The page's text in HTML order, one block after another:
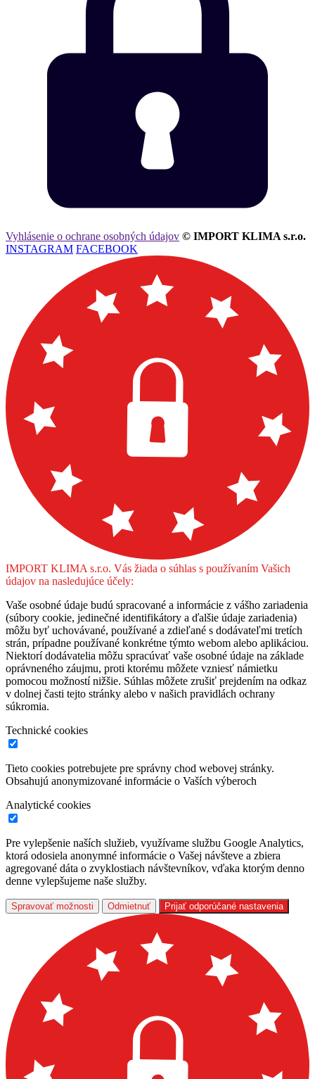
Vyhlásenie o ochrane osobných údajov © IMPORT KLIMA s.r.o.
INSTAGRAM FACEBOOK
IMPORT KLIMA s.r.o. Vás žiada o súhlas s používaním Vašich
údajov na nasledujúce účely:
Vaše osobné údaje budú spracované a informácie z vášho zariadenia
(súbory cookie, jedinečné identifikátory a ďalšie údaje zariadenia)
môžu byť uchovávané, používané a zdieľané s dodávateľmi tretích
strán, prípadne používané konkrétne týmto webom alebo aplikáciou.
Niektorí dodávatelia môžu spracúvať vaše osobné údaje na základe
oprávneného záujmu, proti ktorému môžete vzniesť námietku
pomocou možností nižšie. Súhlas môžete zrušiť prejdením na odkaz
v dolnej časti tejto stránky alebo v našich pravidlách ochrany
súkromia.
Technické cookies
Tieto cookies potrebujete pre správny chod webovej stránky.
Obsahujú anonymizované informácie o Vaších výberoch
Analytické cookies
Pre vylepšenie naších služieb, využívame službu Google Analytics,
ktorá odosiela anonymné informácie o Vašej návšteve a zbiera
agregované dáta o zvyklostiach návštevníkov, vďaka ktorým denno
denne vylepšujeme naše služby.
Spravovať možnosti Odmietnuť Prijať odporúčané nastavenia